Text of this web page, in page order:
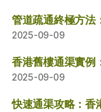
管道疏通終極方法
2025-09-09
香港舊樓通渠實例
2025-09-09
快速通渠攻略：香